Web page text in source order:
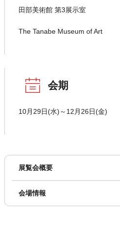
田部美術館 第3展示室
The Tanabe Museum of Art
会期
10月29日(水)～12月26日(金)
展覧会概要
会場情報